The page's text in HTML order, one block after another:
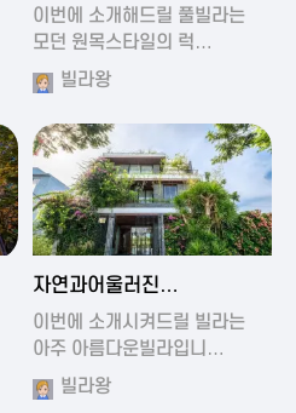
이번에 소개해드릴 풀빌라는
모던 원목스타일의 럭…
빌라왕
2024-11-19 01:17
자연과어울러진
아름다운풀빌라
이번에 소개시켜드릴 빌라는
아주 아름다운빌라입니…
빌라왕